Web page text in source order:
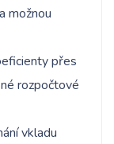
možnou
přes
rozpočtové
vkladu